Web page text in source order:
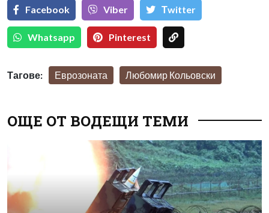
Facebook Viber Тwitter
Whatsapp Pinterest
Тагове: Еврозоната Любомир Кольовски
ОЩЕ ОТ ВОДЕЩИ ТЕМИ